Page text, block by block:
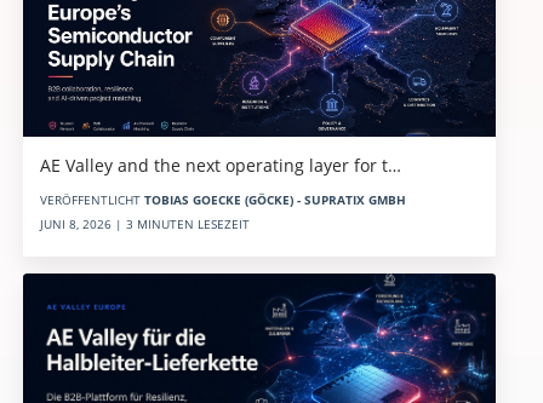
AE Valley and the next operating layer for t…
VERÖFFENTLICHT TOBIAS GOECKE (GÖCKE) - SUPRATIX GMBH
JUNI 8, 2026 | 3 MINUTEN LESEZEIT